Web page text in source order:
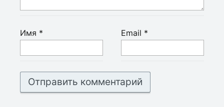
Имя * Email *